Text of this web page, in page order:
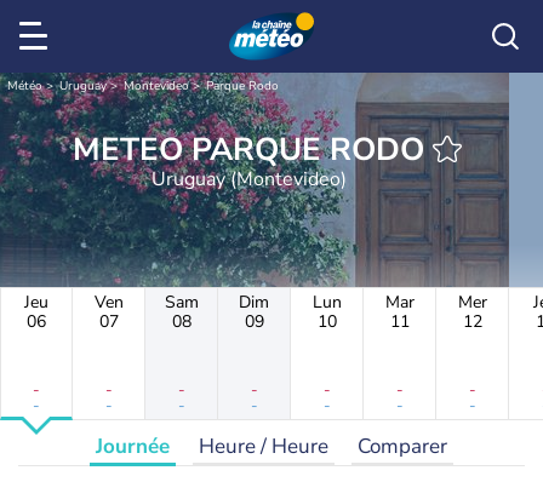
Météo Uruguay Montevideo Parque Rodo
METEO PARQUE RODO
Uruguay (Montevideo)
Jeu
06
-
-
Ven
07
-
-
Sam
08
-
-
Dim
09
-
-
Lun
10
-
-
Mar
11
-
-
Mer
12
-
-
Journée Heure / Heure Comparer